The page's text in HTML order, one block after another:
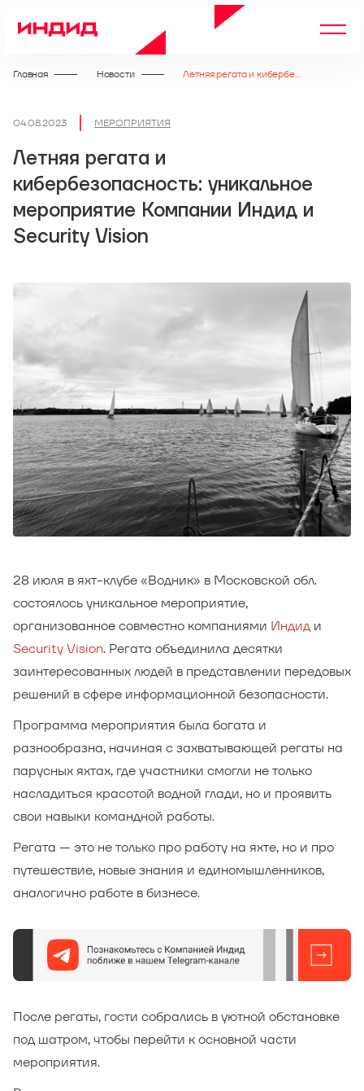
Главная Новости Летняя регата и кибербезопасность: уникальное мероприятие Компании Индид и Security Vision
04.08.2023 МЕРОПРИЯТИЯ
Летняя регата и
кибербезопасность: уникальное
мероприятие Компании Индид и
Security Vision
28 июля в яхт-клубе «Водник» в Московской обл.
состоялось уникальное мероприятие,
организованное совместно компаниями Индид и
Security Vision. Регата объединила десятки
заинтересованных людей в представлении передовых
решений в сфере информационной безопасности.
Программа мероприятия была богата и
разнообразна, начиная с захватывающей регаты на
парусных яхтах, где участники смогли не только
насладиться красотой водной глади, но и проявить
свои навыки командной работы.
Регата — это не только про работу на яхте, но и про
путешествие, новые знания и единомышленников,
аналогично работе в бизнесе.
После регаты, гости собрались в уютной обстановке
под шатром, чтобы перейти к основной части
мероприятия.